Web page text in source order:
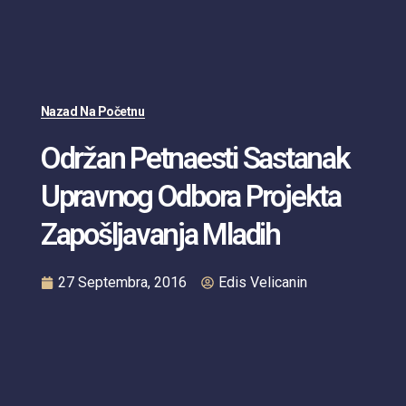
Nazad Na Početnu
Održan Petnaesti Sastanak
Upravnog Odbora Projekta
Zapošljavanja Mladih
27 Septembra, 2016 Edis Velicanin